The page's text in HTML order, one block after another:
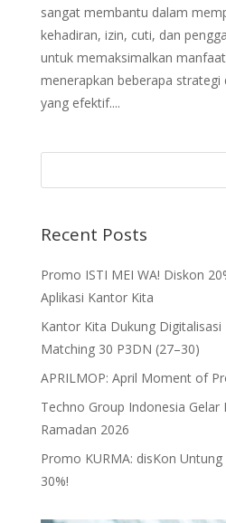
sangat membantu dalam
kehadiran, izin, cuti, dan
untuk memaksimalkan
menerapkan beberapa strategi
yang efektif....
Recent Posts
Promo ISTI MEI WA! Diskon
Aplikasi Kantor Kita
Kantor Kita Dukung Digitalisasi
Matching 30 P3DN (27–30)
APRILMOP: April Moment of
Techno Group Indonesia Gelar
Ramadan 2026
Promo KURMA: disKon
30%!